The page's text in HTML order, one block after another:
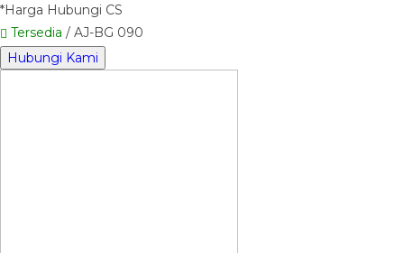
*Harga Hubungi CS
Tersedia / AJ-BG 090
Hubungi Kami